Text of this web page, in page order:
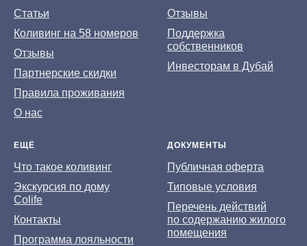
Статьи
Коливинг на 58 номеров
Отзывы
Партнерские скидки
Правила проживания
О нас
Отзывы
Поддержка
собственников
Инвесторам в Дубай
ЕЩЁ
Что такое коливинг
Экскурсия по дому
Colife
Контакты
Программа лояльности
ДОКУМЕНТЫ
Публичная оферта
Типовые условия
Перечень действий
по содержанию жилого
помещения